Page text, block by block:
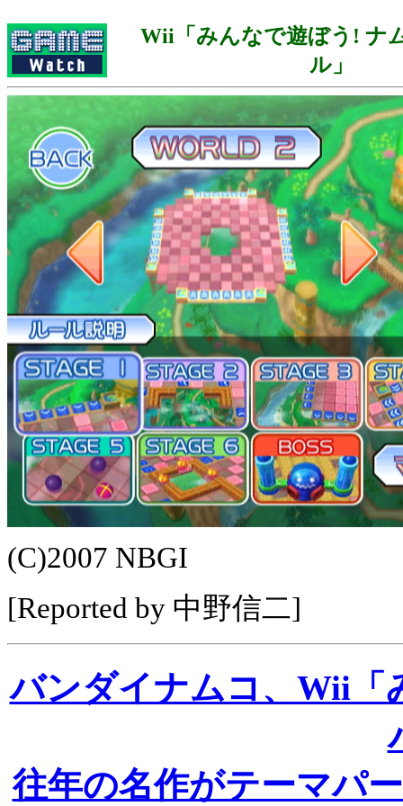
Wii「みんなで遊ぼう! ナ
ル」
(C)2007 NBGI
[Reported by 中野信二]
バンダイナムコ、Wii「
往年の名作がテーマパ